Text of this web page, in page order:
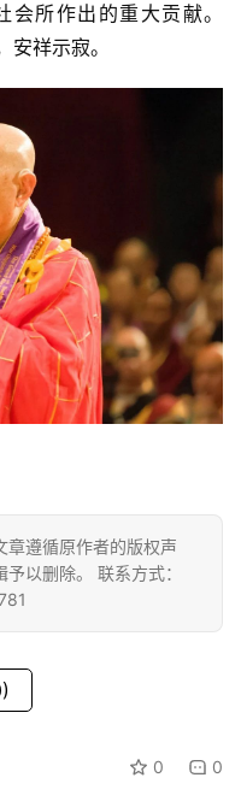
所作出的重大贡献。
祥示寂。
章遵循原作者的版权声
以删除。 联系方式：
0 0